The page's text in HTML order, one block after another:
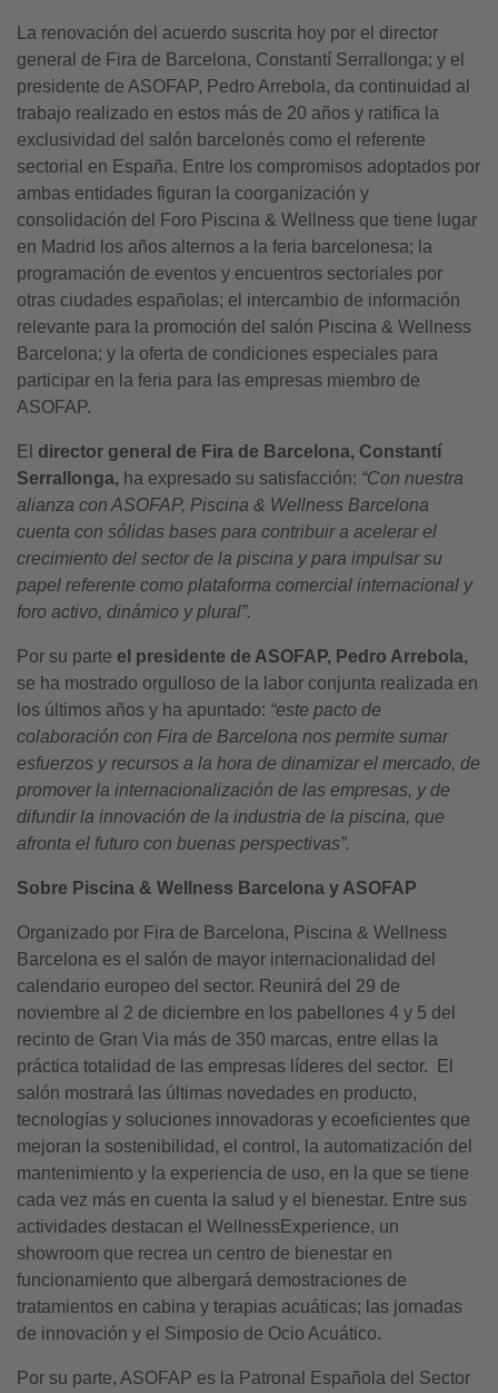
La renovación del acuerdo suscrita hoy por el director
general de Fira de Barcelona, Constantí Serrallonga; y el
presidente de ASOFAP, Pedro Arrebola, da continuidad al
trabajo realizado en estos más de 20 años y ratifica la
exclusividad del salón barcelonés como el referente
sectorial en España. Entre los compromisos adoptados por
ambas entidades figuran la coorganización y
consolidación del Foro Piscina & Wellness que tiene lugar
en Madrid los años alternos a la feria barcelonesa; la
programación de eventos y encuentros sectoriales por
otras ciudades españolas; el intercambio de información
relevante para la promoción del salón Piscina & Wellness
Barcelona; y la oferta de condiciones especiales para
participar en la feria para las empresas miembro de
ASOFAP.
El director general de Fira de Barcelona, Constantí
Serrallonga, ha expresado su satisfacción: “Con nuestra
alianza con ASOFAP, Piscina & Wellness Barcelona
cuenta con sólidas bases para contribuir a acelerar el
crecimiento del sector de la piscina y para impulsar su
papel referente como plataforma comercial internacional y
foro activo, dinámico y plural”.
Por su parte el presidente de ASOFAP, Pedro Arrebola,
se ha mostrado orgulloso de la labor conjunta realizada en
los últimos años y ha apuntado: “este pacto de
colaboración con Fira de Barcelona nos permite sumar
esfuerzos y recursos a la hora de dinamizar el mercado, de
promover la internacionalización de las empresas, y de
difundir la innovación de la industria de la piscina, que
afronta el futuro con buenas perspectivas”.
Sobre Piscina & Wellness Barcelona y ASOFAP
Organizado por Fira de Barcelona, Piscina & Wellness
Barcelona es el salón de mayor internacionalidad del
calendario europeo del sector. Reunirá del 29 de
noviembre al 2 de diciembre en los pabellones 4 y 5 del
recinto de Gran Via más de 350 marcas, entre ellas la
práctica totalidad de las empresas líderes del sector. El
salón mostrará las últimas novedades en producto,
tecnologías y soluciones innovadoras y ecoeficientes que
mejoran la sostenibilidad, el control, la automatización del
mantenimiento y la experiencia de uso, en la que se tiene
cada vez más en cuenta la salud y el bienestar. Entre sus
actividades destacan el WellnessExperience, un
showroom que recrea un centro de bienestar en
funcionamiento que albergará demostraciones de
tratamientos en cabina y terapias acuáticas; las jornadas
de innovación y el Simposio de Ocio Acuático.
Por su parte, ASOFAP es la Patronal Española del Sector